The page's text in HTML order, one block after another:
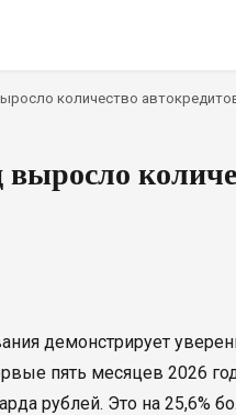
количество
выросло
демонстрирует
пять месяцев 2026
рублей. Это на 25,6%